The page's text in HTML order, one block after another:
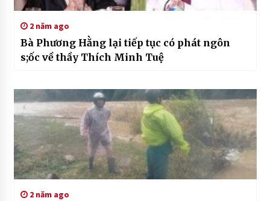
2 năm ago
Bà Phương Hằng lại tiếp tục có phát ngôn
s;ốc về thầy Thích Minh Tuệ
2 năm ago